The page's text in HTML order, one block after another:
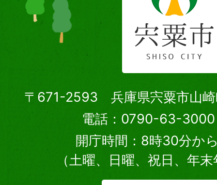
〒671-2593 兵庫県宍粟市山崎
電話：0790-63-3000
開庁時間：8時30分か
（土曜、日曜、祝日、年